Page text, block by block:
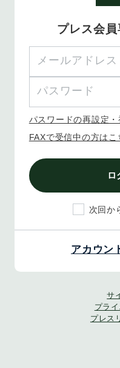
プレス会
パスワードの再設定
FAXで受信中の方はこ
ロ
次回か
アカウン
サ
プラ
プレス